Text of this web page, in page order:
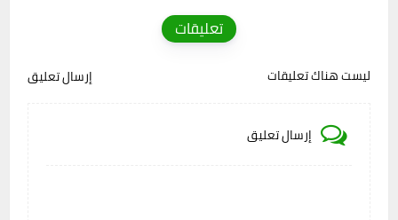
تعليقات
ليست هناك تعليقات إرسال تعليق
إرسال تعليق